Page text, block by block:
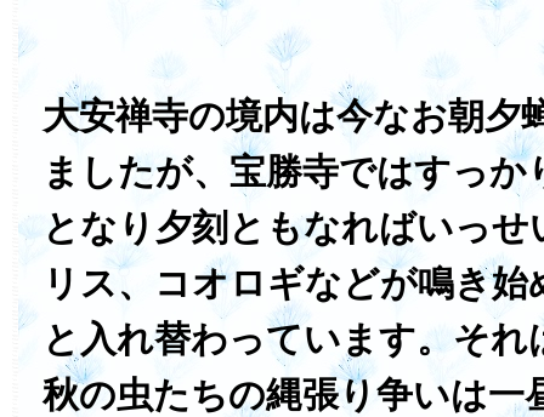
大安禅寺の境内は今なお朝夕
ましたが、宝勝寺ではすっか
となり夕刻ともなればいっ
リス、コオロギなどが鳴き
と入れ替わっています。そ
秋の虫たちの縄張り争いは一